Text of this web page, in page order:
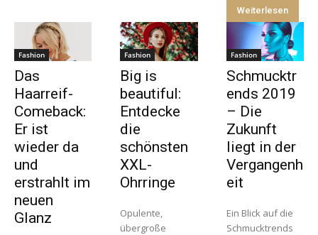
Weiterlesen
Fashion
Das
Haarreif-
Comeback:
Er ist
wieder da
und
erstrahlt im
neuen
Glanz
Fashion
Big is
beautiful:
Entdecke
die
schönsten
XXL-
Ohrringe
Opulente,
übergroße
Fashion
Schmucktr
ends 2019
– Die
Zukunft
liegt in der
Vergangenh
eit
Ein Blick auf die
Schmucktrends